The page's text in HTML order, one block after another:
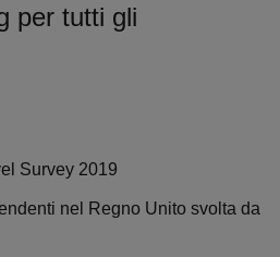
per tutti gli
Survey 2019
nel Regno Unito svolta da